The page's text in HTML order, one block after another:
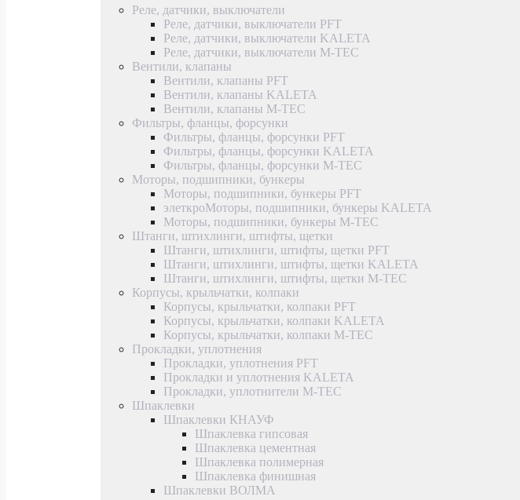
Реле, датчики, выключатели
Реле, датчики, выключатели PFT
Реле, датчики, выключатели KALETA
Реле, датчики, выключатели M-TEC
Вентили, клапаны
Вентили, клапаны PFT
Вентили, клапаны KALETA
Вентили, клапаны M-TEC
Фильтры, фланцы, форсунки
Фильтры, фланцы, форсунки PFT
Фильтры, фланцы, форсунки KALETA
Фильтры, фланцы, форсунки M-TEC
Моторы, подшипники, бункеры
Моторы, подшипники, бункеры PFT
элеткроМоторы, подшипники, бункеры KALETA
Моторы, подшипники, бункеры M-TEC
Штанги, штихлинги, штифты, щетки
Штанги, штихлинги, штифты, щетки PFT
Штанги, штихлинги, штифты, щетки KALETA
Штанги, штихлинги, штифты, щетки M-TEC
Корпусы, крыльчатки, колпаки
Корпусы, крыльчатки, колпаки PFT
Корпусы, крыльчатки, колпаки KALETA
Корпусы, крыльчатки, колпаки M-TEC
Прокладки, уплотнения
Прокладки, уплотнения PFT
Прокладки и уплотнения KALETA
Прокладки, уплотнители M-TEC
Шпаклевки
Шпаклевки КНАУФ
Шпаклевка гипсовая
Шпаклевка цементная
Шпаклевка полимерная
Шпаклевка финишная
Шпаклевки ВОЛМА